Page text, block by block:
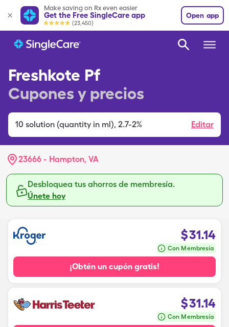
Make saving on Rx even easier
Get the Free SingleCare app
(23,450)
Open app
Freshkote Pf
Cupones y precios
10 solution (quantity in ml), 2.7-2% Editar
23666 - Hampton, VA
Desbloquea tus ahorros de membresía.
Únete hoy
$31.14
Con Membresía
¡Obtén un cupón gratis!
$31.14
Con Membresía